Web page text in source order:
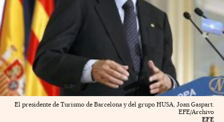
El presidente de Turismo de Barcelona y del grupo HUSA, Joan Gaspart.
EFE/Archivo
EFE